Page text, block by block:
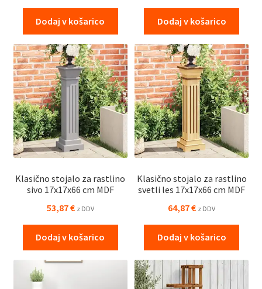
Dodaj v košarico Dodaj v košarico
Klasično stojalo za rastlino
sivo 17x17x66 cm MDF
53,87€ z DDV
Dodaj v košarico
Klasično stojalo za rastlino
svetli les 17x17x66 cm MDF
64,87€ z DDV
Dodaj v košarico